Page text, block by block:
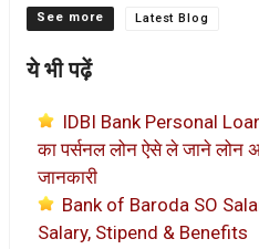
Categories Latest Blog
ये भी पढ़ें
IDBI Bank Personal
का पर्सनल लोन ऐसे ले जाने लोन
जानकारी
Bank of Baroda SO
Salary, Stipend & Benefits